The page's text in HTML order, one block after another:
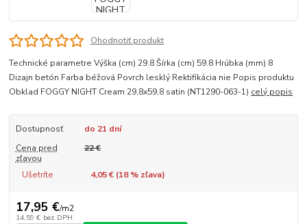
Ohodnotiť produkt
Technické parametre Výška (cm) 29.8 Šírka (cm) 59.8 Hrúbka (mm) 8
Dizajn betón Farba béžová Povrch lesklý Rektifikácia nie Popis produktu
Obklad FOGGY NIGHT Cream 29,8x59,8 satin (NT1290-063-1) celý popis
Dostupnosť
do 21 dní
Cena pred
zľavou
22 €
Ušetríte 4,05 € (18% zľava)
17,95 €/m2
14,59 € bez DPH